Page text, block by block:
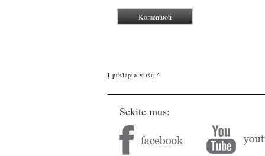
Į puslapio viršų ^
Sekite mus: